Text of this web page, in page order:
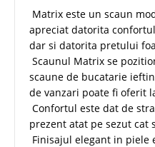
Matrix este un scaun
apreciat datorita
dar si datorita pretului
Scaunul Matrix se
scaune de bucatarie
de vanzari poate fi oferit
Confortul este dat de
prezent atat pe sezut cat
Finisajul elegant in piele